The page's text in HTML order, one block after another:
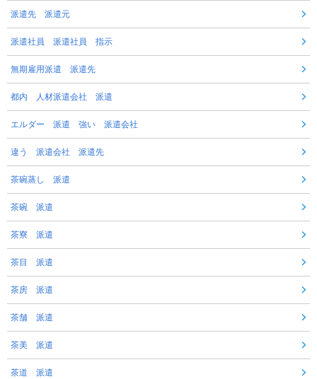
派遣先 派遣元
派遣社員 派遣社員 指示
無期雇用派遣 派遣先
都内 人材派遣会社 派遣
エルダー 派遣 強い 派遣会社
違う 派遣会社 派遣先
茶碗蒸し 派遣
茶碗 派遣
茶寮 派遣
茶目 派遣
茶房 派遣
茶舗 派遣
茶美 派遣
茶道 派遣